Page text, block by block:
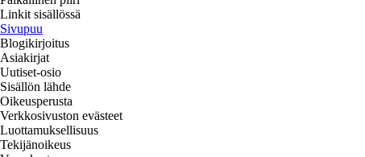
Linkit sisällössä
Sivupuu
Blogikirjoitus
Asiakirjat
Uutiset-osio
Sisällön lähde
Oikeusperusta
Verkkosivuston evästeet
Luottamuksellisuus
Tekijänoikeus